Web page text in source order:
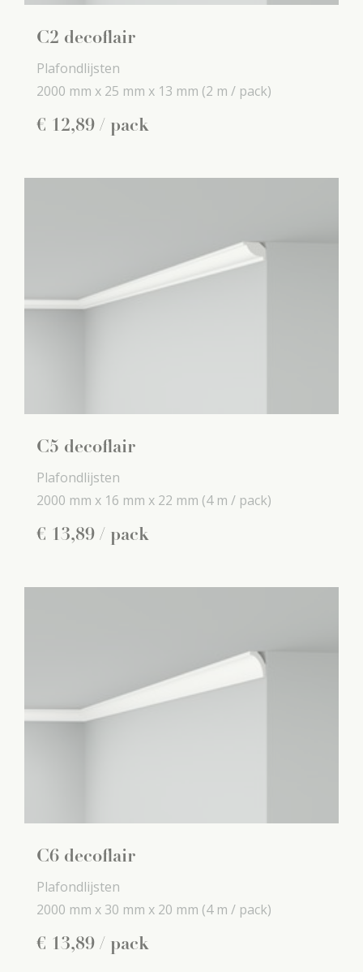
C2 decoflair
Plafondlijsten
2000 mm x 25 mm x 13 mm (2 m / pack)
€ 12,89 / pack
C5 decoflair
Plafondlijsten
2000 mm x 16 mm x 22 mm (4 m / pack)
€ 13,89 / pack
C6 decoflair
Plafondlijsten
2000 mm x 30 mm x 20 mm (4 m / pack)
€ 13,89 / pack